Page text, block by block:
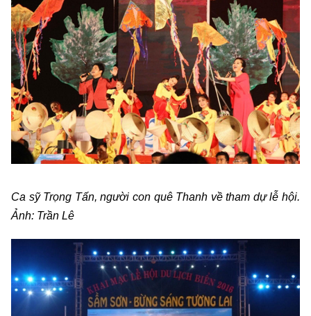
Ca sỹ Trọng Tấn, người con quê Thanh về tham dự lễ hội.
Ảnh: Trần Lê